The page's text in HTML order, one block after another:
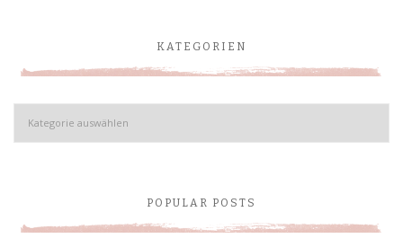
KATEGORIEN
Kategorien
POPULAR POSTS